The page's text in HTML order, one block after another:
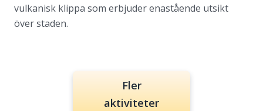
vulkanisk klippa som erbjuder enastående utsikt
över staden.
Fler
aktiviteter